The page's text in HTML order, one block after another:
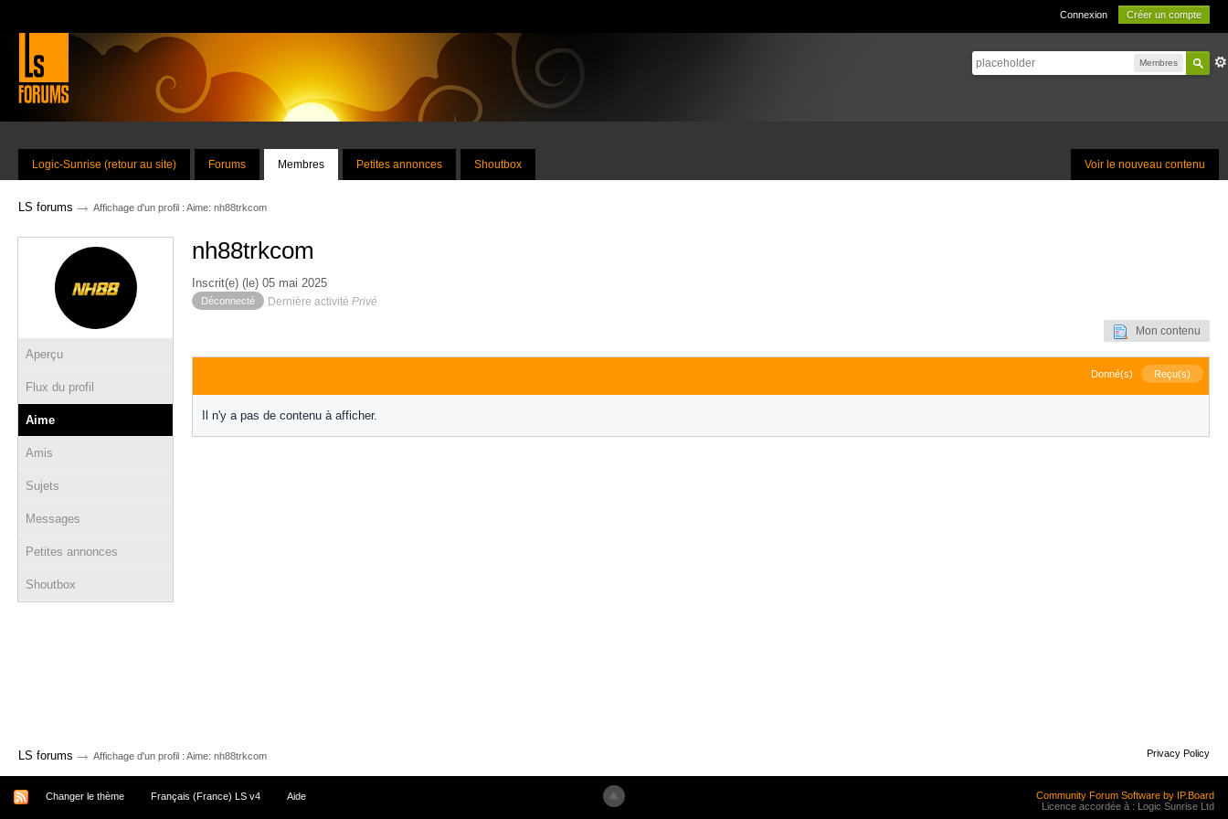
Connexion Créer un compte
Membres
Voir le nouveau contenu
Logic-Sunrise (retour au site) Forums Membres Petites annonces Shoutbox
LS forums → Affichage d'un profil : Aime: nh88trkcom
Aperçu
Flux du profil
Aime
Amis
Sujets
Messages
Petites annonces
Shoutbox
nh88trkcom
Inscrit(e) (le) 05 mai 2025
Déconnecté Dernière activité Privé
Mon contenu
Donné(s) Reçu(s)
Il n'y a pas de contenu à afficher.
LS forums → Affichage d'un profil : Aime: nh88trkcom Privacy Policy
Changer le thème Français (France) LS v4 Aide
Community Forum Software by IP.Board
Licence accordée à : Logic Sunrise Ltd